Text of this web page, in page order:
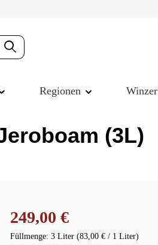
Regionen Winzer
(3L)
Regulärer Preis:
249,00 €
Füllmenge: 3 Liter (83,00 € / 1 Liter)